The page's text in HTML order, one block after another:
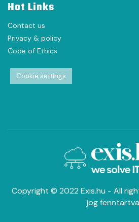
Hot Links
Contact us
Privacy & policy
Code of Ethics
Cookie settings
Copyright © 2022 Exis.hu - All
jog